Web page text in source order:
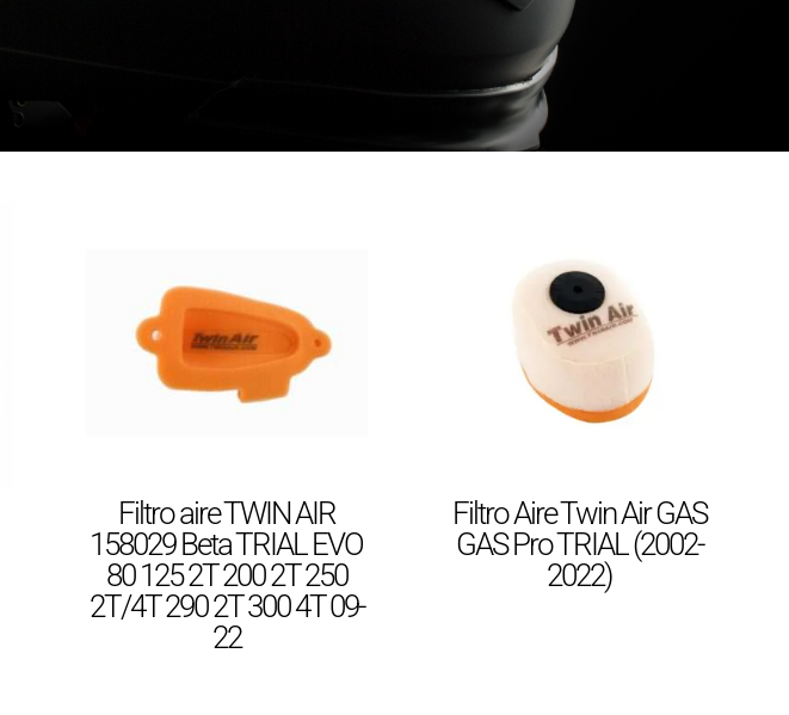
Filtro aire TWIN AIR
158029 Beta TRIAL EVO
80 125 2T 200 2T 250
2T/4T 290 2T 300 4T 09-
22
Filtro Aire Twin Air GAS
GAS Pro TRIAL (2002-
2022)